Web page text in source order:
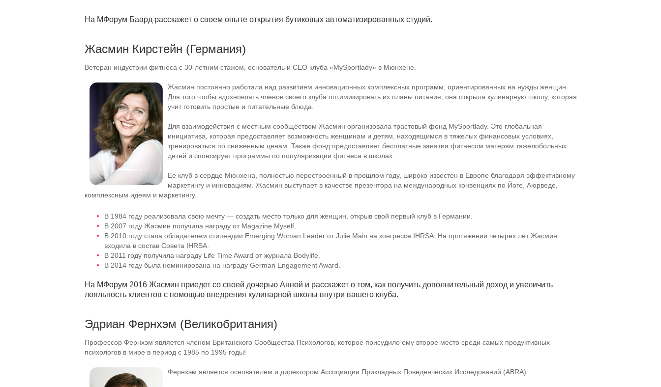
На МФорум Баард расскажет о своем опыте открытия бутиковых автоматизированных студий.
Жасмин Кирстейн (Германия)
Ветеран индустрии фитнеса с 30-летним стажем, основатель и CEO клуба «MySportlady» в Мюнхене.
Жасмин постоянно работала над развитием инновационных комплексных программ, ориентированных на нужды женщин.
Для того чтобы вдохновлять членов своего клуба оптимизировать их планы питания, она открыла кулинарную школу, которая
учит готовить простые и питательные блюда.
Для взаимодействия с местным сообществом Жасмин организовала трастовый фонд MySportlady. Это глобальная
инициатива, которая предоставляет возможность женщинам и детям, находящимся в тяжелых финансовых условиях,
тренироваться по сниженным ценам. Также фонд предоставляет бесплатные занятия фитнесом матерям тяжелобольных
детей и спонсирует программы по популяризации фитнеса в школах.
Ее клуб в сердце Мюнхена, полностью перестроенный в прошлом году, широко известен в Европе благодаря эффективному
маркетингу и инновациям. Жасмин выступает в качестве презентора на международных конвенциях по Йоге, Аюрведе,
комплексным идеям и маркетингу.
В 1984 году реализовала свою мечту — создать место только для женщин, открыв свой первый клуб в Германии.
В 2007 году Жасмин получила награду от Magazine Myself.
В 2010 году стала обладателем стипендии Emerging Woman Leader от Julie Main на конгрессе IHRSA. На протяжении четырёх лет Жасмин
входила в состав Совета IHRSA.
В 2011 году получила награду Life Time Award от журнала Bodylife.
В 2014 году была номинирована на награду German Engagement Award.
На МФорум 2016 Жасмин приедет со своей дочерью Анной и расскажет о том, как получить дополнительный доход и увеличить
лояльность клиентов с помощью внедрения кулинарной школы внутри вашего клуба.
Эдриан Фернхэм (Великобритания)
Профессор Фернхэм является членом Британского Сообщества Психологов, которое присудило ему второе место среди самых продуктивных
психологов в мире в период с 1985 по 1995 годы!
Фернхэм является основателем и директором Ассоциации Прикладных Поведенческих Исследований (ABRA).